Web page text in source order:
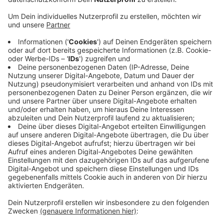
Kreuzung zur B258 sei sie dann aus bislang
Dort stieß sie frontal mit dem Wagen einer 37-
jährigen Frau aus Simmerath zusammen.
Die Frauen mussten durch die Feuerwehr aus ihren
Autos befreit werden. Bei der Stolbergerin war
Lebensgefahr zunächst nicht auszuschließen.
Auch die Simmeratherin musste mit schweren,
aber nicht lebensgefährlichen Verletzungen, in ein
Krankenhaus gebracht werden.
Veröffentlicht: Montag, 28.03.2022 07:34
Anzeige